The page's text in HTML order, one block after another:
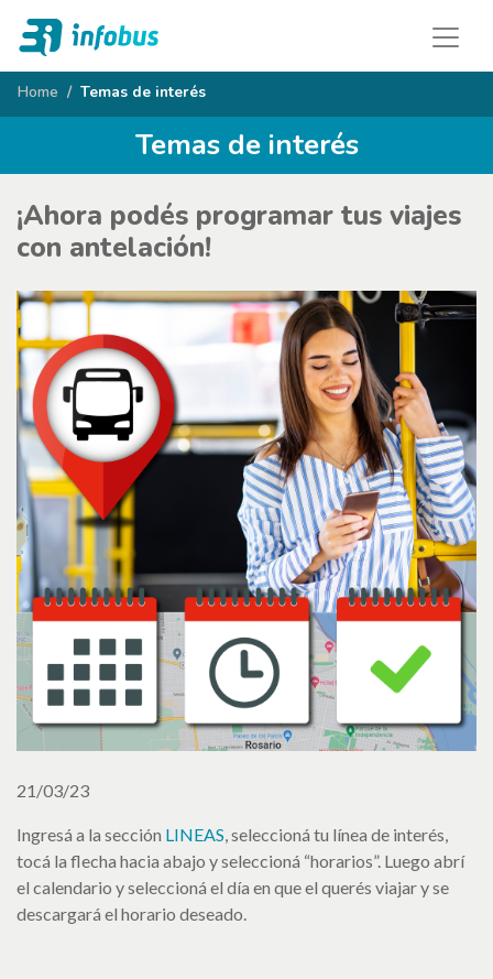
Home Temas de interés
Temas de interés
¡Ahora podés programar tus viajes
con antelación!
21/03/23
Ingresá a la sección LINEAS, seleccioná tu línea de interés,
tocá la flecha hacia abajo y seleccioná “horarios”. Luego abrí
el calendario y seleccioná el día en que el querés viajar y se
descargará el horario deseado.